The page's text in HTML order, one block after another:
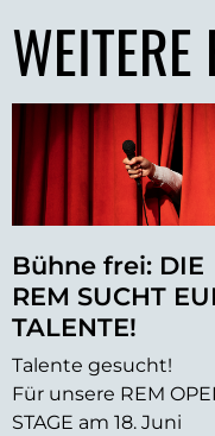
Bühne frei: DIE
REM SUCHT
TALENTE!
Talente gesucht!
Für unsere REM
STAGE am 18. Juni